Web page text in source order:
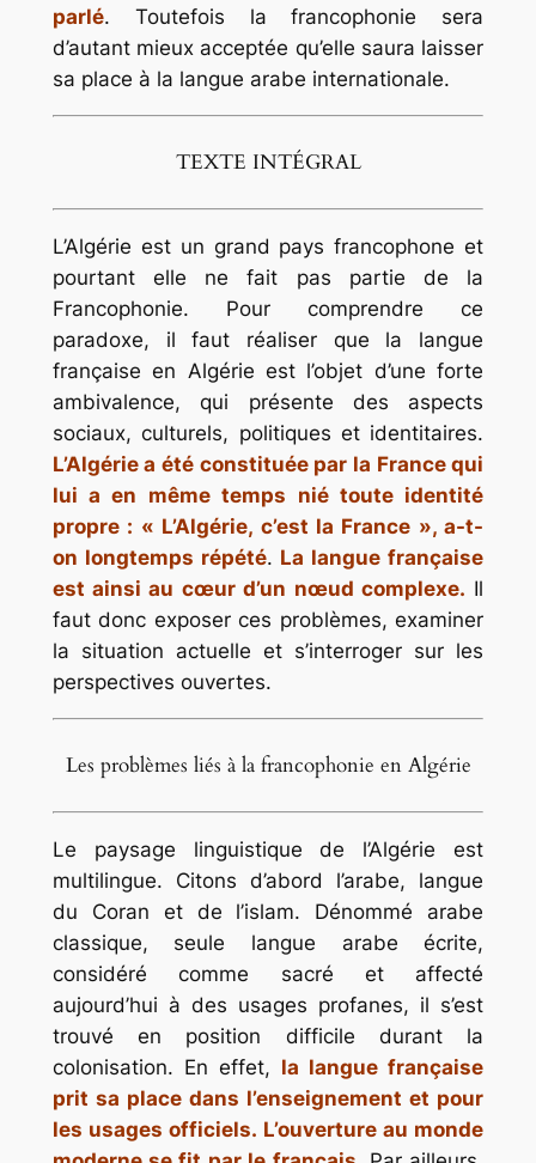
parlé. Toutefois la francophonie sera
d’autant mieux acceptée qu’elle saura laisser
sa place à la langue arabe internationale.
TEXTE INTÉGRAL
L’Algérie est un grand pays francophone et
pourtant elle ne fait pas partie de la
Francophonie. Pour comprendre ce
paradoxe, il faut réaliser que la langue
française en Algérie est l’objet d’une forte
ambivalence, qui présente des aspects
sociaux, culturels, politiques et identitaires.
L’Algérie a été constituée par la France qui
lui a en même temps nié toute identité
propre : « L’Algérie, c’est la France », a-t-
on longtemps répété. La langue française
est ainsi au cœur d’un nœud complexe. Il
faut donc exposer ces problèmes, examiner
la situation actuelle et s’interroger sur les
perspectives ouvertes.
Les problèmes liés à la francophonie en Algérie
Le paysage linguistique de l’Algérie est
multilingue. Citons d’abord l’arabe, langue
du Coran et de l’islam. Dénommé arabe
classique, seule langue arabe écrite,
considéré comme sacré et affecté
aujourd’hui à des usages profanes, il s’est
trouvé en position difficile durant la
colonisation. En effet, la langue française
prit sa place dans l’enseignement et pour
les usages officiels. L’ouverture au monde